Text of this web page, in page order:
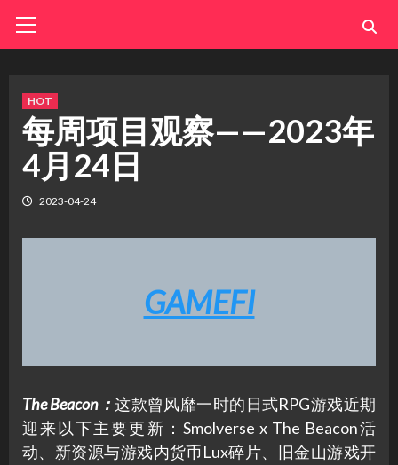
Menu
HOT
每周项目观察——2023年
4月24日
2023-04-24
GAMEFI
The Beacon：这款曾风靡一时的日式RPG游戏近期
迎来以下主要更新：Smolverse x The Beacon活
动、新资源与游戏内货币Lux碎片、旧金山游戏开